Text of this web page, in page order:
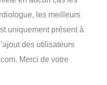
les meilleurs
uniquement présent à
des utilisateurs
Merci de votre